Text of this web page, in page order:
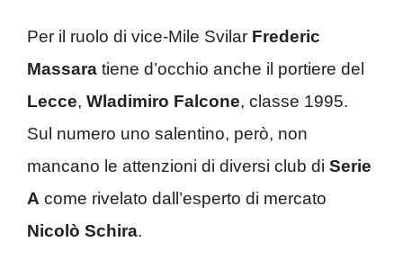
Per il ruolo di vice-Mile Svilar Frederic
Massara tiene d’occhio anche il portiere del
Lecce, Wladimiro Falcone, classe 1995.
Sul numero uno salentino, però, non
mancano le attenzioni di diversi club di Serie
A come rivelato dall’esperto di mercato
Nicolò Schira.